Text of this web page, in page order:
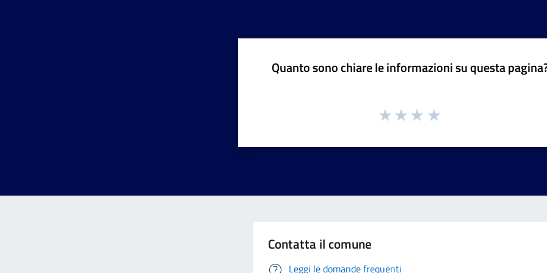
Quanto sono chiare le informazioni su questa
Contatta il comune
Leggi le domande frequenti